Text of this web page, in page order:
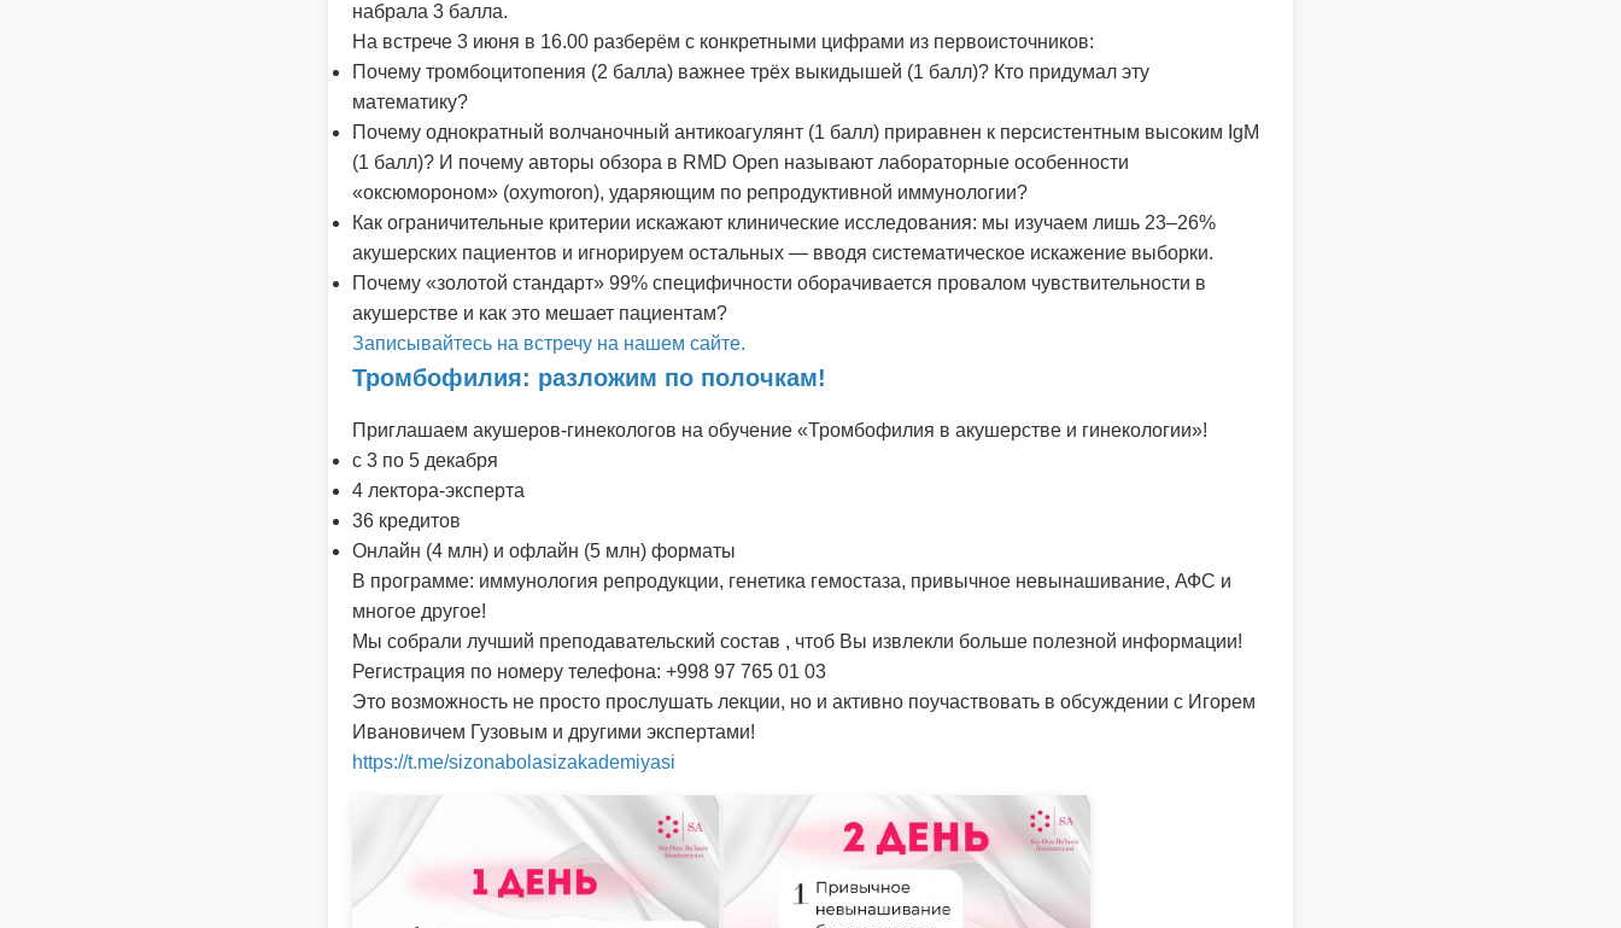
набрала 3 балла.
На встрече 3 июня в 16.00 разберём с конкретными цифрами из первоисточников:
Почему тромбоцитопения (2 балла) важнее трёх выкидышей (1 балл)? Кто придумал эту
математику?
Почему однократный волчаночный антикоагулянт (1 балл) приравнен к персистентным высоким IgM
(1 балл)? И почему авторы обзора в RMD Open называют лабораторные особенности
«оксюмороном» (oxymoron), ударяющим по репродуктивной иммунологии?
Как ограничительные критерии искажают клинические исследования: мы изучаем лишь 23–26%
акушерских пациентов и игнорируем остальных — вводя систематическое искажение выборки.
Почему «золотой стандарт» 99% специфичности оборачивается провалом чувствительности в
акушерстве и как это мешает пациентам?
Записывайтесь на встречу на нашем сайте.
Тромбофилия: разложим по полочкам!
Приглашаем акушеров-гинекологов на обучение «Тромбофилия в акушерстве и гинекологии»!
с 3 по 5 декабря
4 лектора-эксперта
36 кредитов
Онлайн (4 млн) и офлайн (5 млн) форматы
В программе: иммунология репродукции, генетика гемостаза, привычное невынашивание, АФС и
многое другое!
Мы собрали лучший преподавательский состав , чтоб Вы извлекли больше полезной информации!
Регистрация по номеру телефона: +998 97 765 01 03
Это возможность не просто прослушать лекции, но и активно поучаствовать в обсуждении с Игорем
Ивановичем Гузовым и другими экспертами!
https://t.me/sizonabolasizakademiyasi